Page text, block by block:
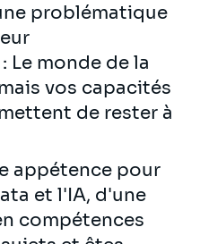
problématique
: Le monde de la
vos capacités
de rester à
appétence pour
et l'IA, d'une
compétences